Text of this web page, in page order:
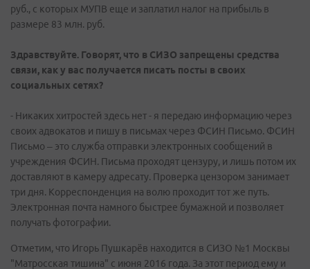
руб., с которых МУПВ еще и заплатил налог на прибыль в
размере 83 млн. руб.
Здравствуйте. Говорят, что в СИЗО запрещены средства
связи, как у вас получается писать посты в своих
социальных сетях?
- Никаких хитростей здесь нет - я передаю информацию через
своих адвокатов и пишу в письмах через ФСИН Письмо. ФСИН
Письмо – это служба отправки электронных сообщений в
учреждения ФСИН. Письма проходят цензуру, и лишь потом их
доставляют в камеру адресату. Проверка цензором занимает
три дня. Корреспонденция на волю проходит тот же путь.
Электронная почта намного быстрее бумажной и позволяет
получать фотографии.
Отметим, что Игорь Пушкарёв находится в СИЗО №1 Москвы
"Матросская тишина" с июня 2016 года. За этот период ему и